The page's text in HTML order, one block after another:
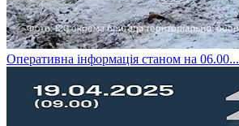
​Оперативна інформація станом на 06.00...